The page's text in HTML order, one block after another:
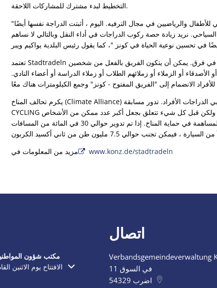
التخطيط لبدء مشترك للمشاركات اللاحقة.
"منذ سنوات ، كان ركوب الدراجات مخصصًا بشكل أساسي للأطفال والرياضيين في مجال الترفيه. اليوم ، أثبتت الدراجة نفسها أيضًا
نريد زيادة حصة ركوب الدراجات في أداء النقل وبالتالي لا نساهم
تعتمد Stadtradeln على العمل المشترك عند المشاركة. لذلك ، تتم المشاركة في فرق. يمكن أن يتكون الفريق بالفعل من شخصين
أو الزملاء أو زملائهم الطلاب أو زملاء الدراسة أو أعضاء النادي.
يكرم تحالف المناخ (Climate Alliance) أكثر راكبي الدراجات نشاطًا على مستوى الدولة وراكبي الدراجات الأفراد. تدور مسابقة CITY
CYCLING حول الاستمتاع بركوب الدراجات والحصول على جوائز رائعة ، ولكن قبل كل شيء تتعلق بجعل أكبر عدد ممكن من الأشخاص
يتحولون إلى ركوب الدراجات في الحياة اليومية وبالتالي المساهمة في حماية المناخ. إذا تم تدوير حوالي 30 في المائة من المسافات
مزيد من المعلومات في
www.konz.de/stadtradeln
مكتب شؤون
انقر
الافتتاح يوم الاثنين
اتصال
Verbandsgemeindeverwaltung
في السوق 11
54329 اضرب